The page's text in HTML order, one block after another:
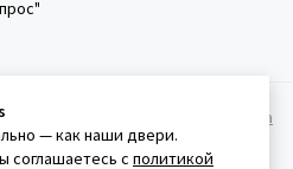
Политика
Условия использования сайта
— как наши двери.
соглашаетесь с политикой